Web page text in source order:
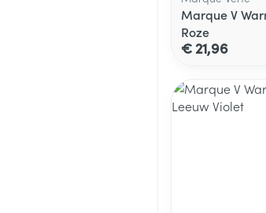
Marque V
Roze
€ 21,96